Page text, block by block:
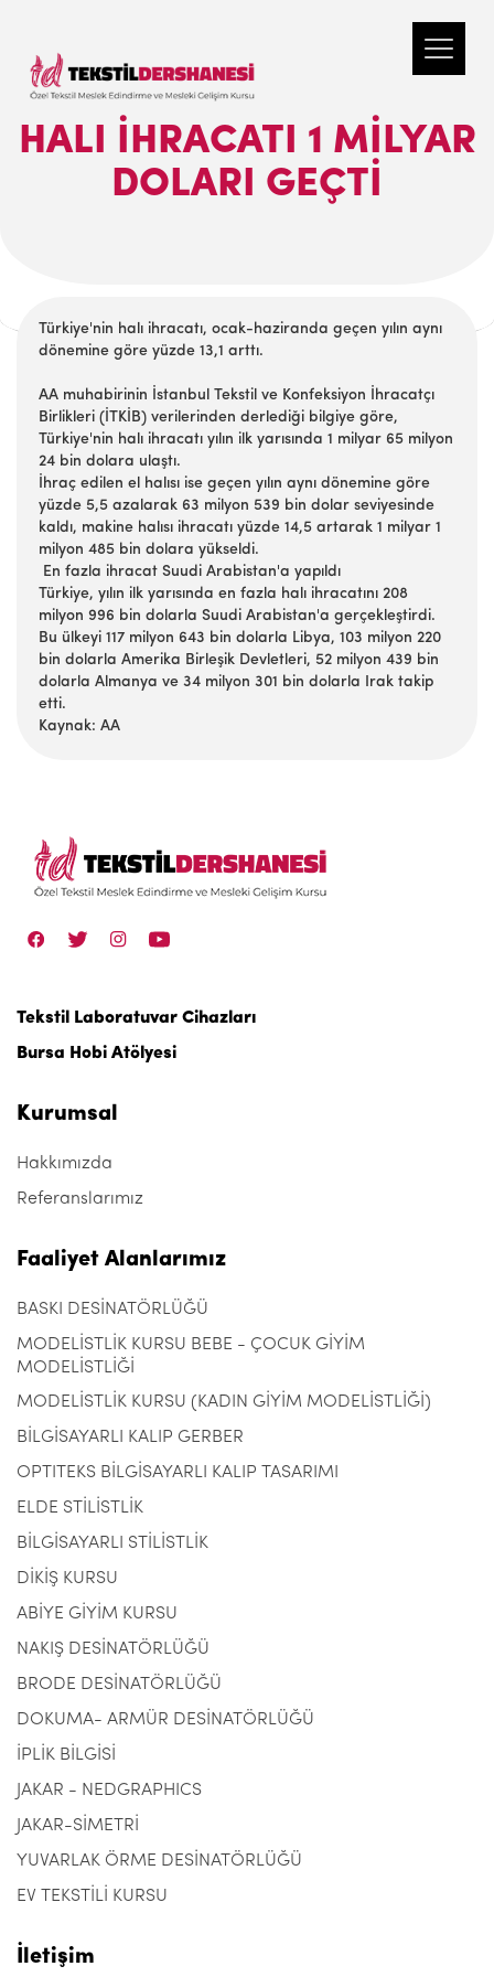
HALI IHRACATI 1 MILYAR
DOLARI GEÇTI
Türkiye'nin halı ihracatı, ocak-haziranda geçen yılın aynı
dönemine göre yüzde 13,1 arttı.
AA muhabirinin İstanbul Tekstil ve Konfeksiyon İhracatçı
Birlikleri (İTKİB) verilerinden derlediği bilgiye göre,
Türkiye'nin halı ihracatı yılın ilk yarısında 1 milyar 65 milyon
24 bin dolara ulaştı.
İhraç edilen el halısı ise geçen yılın aynı dönemine göre
yüzde 5,5 azalarak 63 milyon 539 bin dolar seviyesinde
kaldı, makine halısı ihracatı yüzde 14,5 artarak 1 milyar 1
milyon 485 bin dolara yükseldi.
En fazla ihracat Suudi Arabistan'a yapıldı
Türkiye, yılın ilk yarısında en fazla halı ihracatını 208
milyon 996 bin dolarla Suudi Arabistan'a gerçekleştirdi.
Bu ülkeyi 117 milyon 643 bin dolarla Libya, 103 milyon 220
bin dolarla Amerika Birleşik Devletleri, 52 milyon 439 bin
dolarla Almanya ve 34 milyon 301 bin dolarla Irak takip
etti.
Kaynak: AA
Tekstil Laboratuvar Cihazları
Bursa Hobi Atölyesi
Kurumsal
Hakkımızda
Referanslarımız
Faaliyet Alanlarımız
BASKI DESİNATÖRLÜĞÜ
MODELİSTLİK KURSU BEBE - ÇOCUK GİYİM
MODELİSTLİĞİ
MODELİSTLİK KURSU (KADIN GİYİM MODELİSTLİĞİ)
BİLGİSAYARLI KALIP GERBER
OPTITEKS BİLGİSAYARLI KALIP TASARIMI
ELDE STİLİSTLİK
BİLGİSAYARLI STİLİSTLİK
DİKİŞ KURSU
ABİYE GİYİM KURSU
NAKIŞ DESİNATÖRLÜĞÜ
BRODE DESİNATÖRLÜĞÜ
DOKUMA- ARMÜR DESİNATÖRLÜĞÜ
İPLİK BİLGİSİ
JAKAR - NEDGRAPHICS
JAKAR-SİMETRİ
YUVARLAK ÖRME DESİNATÖRLÜĞÜ
EV TEKSTİLİ KURSU
İletişim